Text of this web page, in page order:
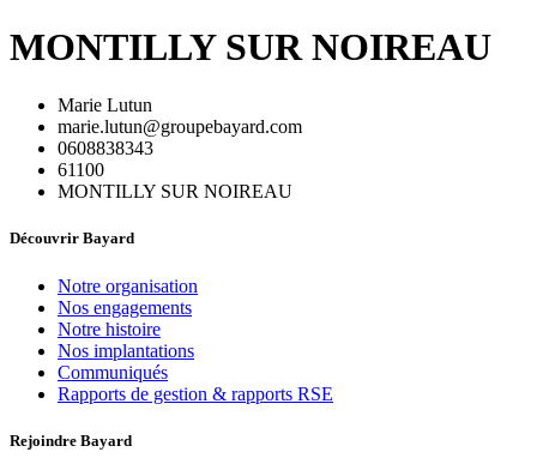
MONTILLY SUR NOIREAU
Marie Lutun
marie.lutun@groupebayard.com
0608838343
61100
MONTILLY SUR NOIREAU
Découvrir Bayard
Notre organisation
Nos engagements
Notre histoire
Nos implantations
Communiqués
Rapports de gestion & rapports RSE
Rejoindre Bayard